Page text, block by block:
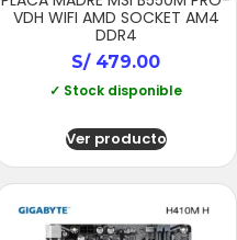
VDH WIFI AMD SOCKET AM4
DDR4
S/479.00
✓ Stock disponible
Ver producto